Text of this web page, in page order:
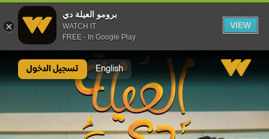
برومو العيلة دي
WATCH IT
FREE - In Google Play
VIEW
English تسجيل الدخول